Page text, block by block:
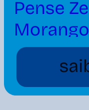
Pense
Morango